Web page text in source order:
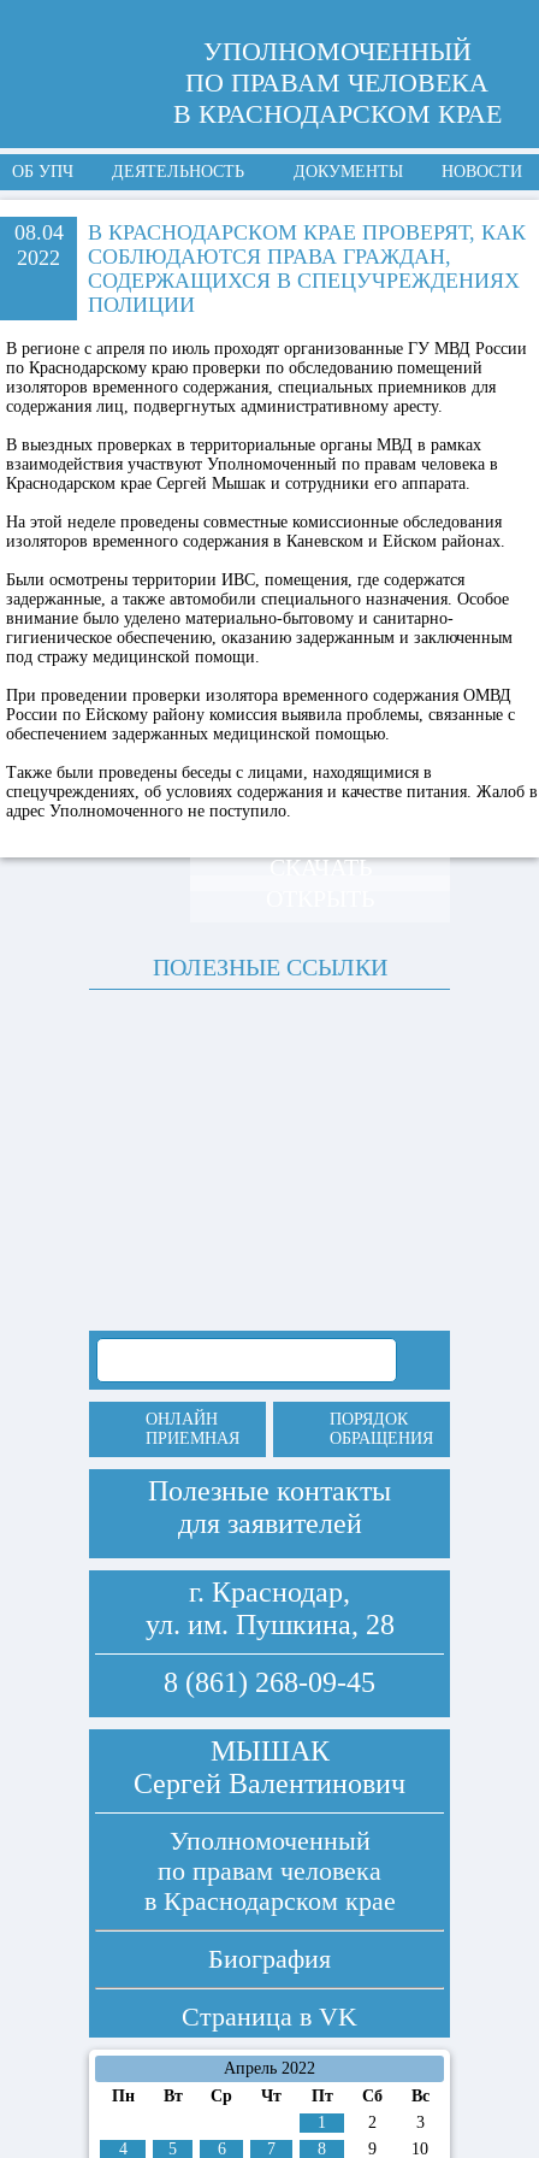
УПОЛНОМОЧЕННЫЙ
ПО ПРАВАМ ЧЕЛОВЕКА
В КРАСНОДАРСКОМ КРАЕ
ОБ УПЧ ДЕЯТЕЛЬНОСТЬ ДОКУМЕНТЫ НОВОСТИ
08.04
2022
В КРАСНОДАРСКОМ КРАЕ ПРОВЕРЯТ, КАК
СОБЛЮДАЮТСЯ ПРАВА ГРАЖДАН,
СОДЕРЖАЩИХСЯ В СПЕЦУЧРЕЖДЕНИЯХ
ПОЛИЦИИ
В регионе с апреля по июль проходят организованные ГУ МВД России
по Краснодарскому краю проверки по обследованию помещений
изоляторов временного содержания, специальных приемников для
содержания лиц, подвергнутых административному аресту.
В выездных проверках в территориальные органы МВД в рамках
взаимодействия участвуют Уполномоченный по правам человека в
Краснодарском крае Сергей Мышак и сотрудники его аппарата.
На этой неделе проведены совместные комиссионные обследования
изоляторов временного содержания в Каневском и Ейском районах.
Были осмотрены территории ИВС, помещения, где содержатся
задержанные, а также автомобили специального назначения. Особое
внимание было уделено материально-бытовому и санитарно-
гигиеническое обеспечению, оказанию задержанным и заключенным
под стражу медицинской помощи.
При проведении проверки изолятора временного содержания ОМВД
России по Ейскому району комиссия выявила проблемы, связанные с
обеспечением задержанных медицинской помощью.
Также были проведены беседы с лицами, находящимися в
спецучреждениях, об условиях содержания и качестве питания. Жалоб в
адрес Уполномоченного не поступило.
СКАЧАТЬ
ПОЛЕЗНЫЕ ССЫЛКИ
ОНЛАЙН
ПРИЕМНАЯ
ПОРЯДОК
ОБРАЩЕНИЯ
Полезные контакты
для заявителей
г. Краснодар,
ул. им. Пушкина, 28
8 (861) 268-09-45
МЫШАК
Сергей Валентинович
Уполномоченный
по правам человека
в Краснодарском крае
Биография
Страница в VK
Апрель 2022
Пн
Вт Ср Чт Пт Сб
Вс
1
2
3
4
5 6 7 8 9 10